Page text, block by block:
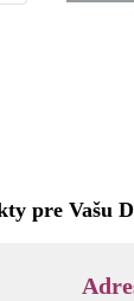
pre Vašu